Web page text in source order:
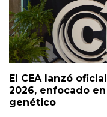
El CEA lanzó
2026, enfocado
genético